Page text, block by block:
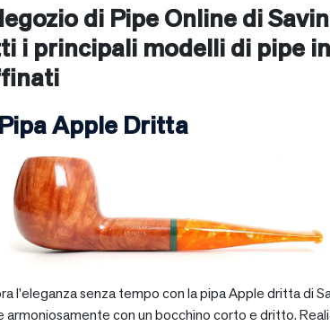
di Pipe Online di
i principali modelli di pipe
Pipa Apple Dritta
l’eleganza senza tempo con la pipa Apple dritta di
armoniosamente con un bocchino corto e dritto.